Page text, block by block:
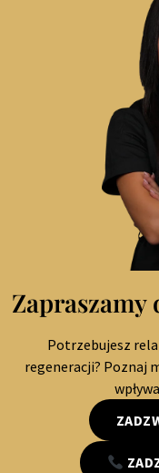
Zapraszamy
Potrzebujesz
regeneracji? Poznaj